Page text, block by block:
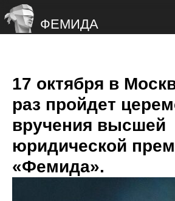
ФЕМИДА
17 октября в
раз пройдет
вручения высшей
юридической
«Фемида».